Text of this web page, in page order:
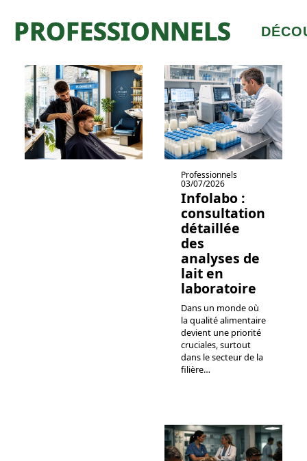
PROFESSIONNELS
Professionnels
03/07/2026
Infolabo :
consultation
détaillée
des
analyses de
lait en
laboratoire
Dans un monde où
la qualité alimentaire
devient une priorité
cruciales, surtout
dans le secteur de la
filière…